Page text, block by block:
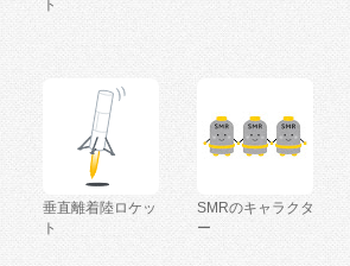
ト
垂直離着陸ロケッ
ト
SMRのキャラクタ
ー